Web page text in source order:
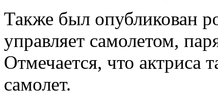
Также был опубликован
управляет самолетом,
Отмечается, что актриса
самолет.